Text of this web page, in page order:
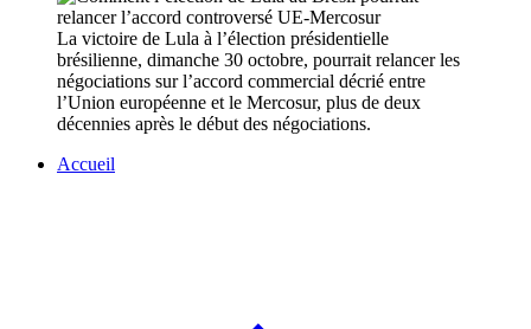
La victoire de Lula à l’élection présidentielle
brésilienne, dimanche 30 octobre, pourrait relancer les
négociations sur l’accord commercial décrié entre
l’Union européenne et le Mercosur, plus de deux
décennies après le début des négociations.
Accueil